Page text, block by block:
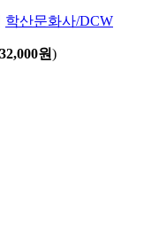
학산문화사/DCW
32,000원)